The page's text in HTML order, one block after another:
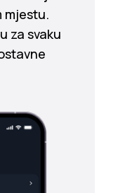
mjestu.
za svaku